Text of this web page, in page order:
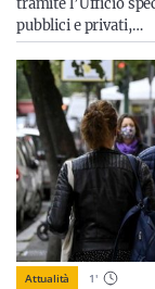
tramite l’Ufficio
pubblici e privati,…
Attualità 1'